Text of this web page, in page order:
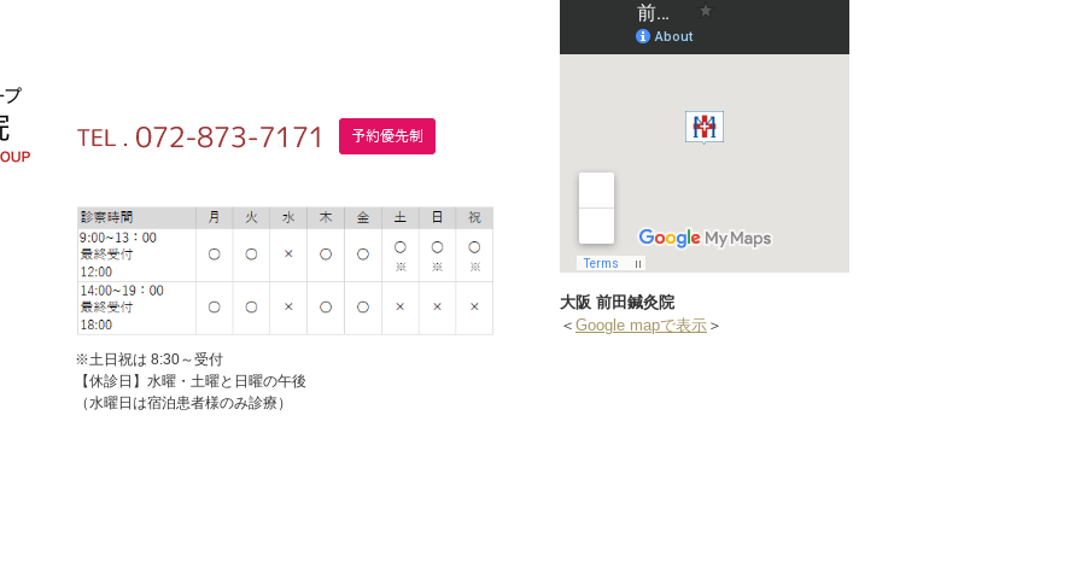
※土日祝は 8:30～受付
【休診日】水曜・土曜と日曜の午後
（水曜日は宿泊患者様のみ診療）
大阪 前田鍼灸院
＜ Google mapで表示 ＞